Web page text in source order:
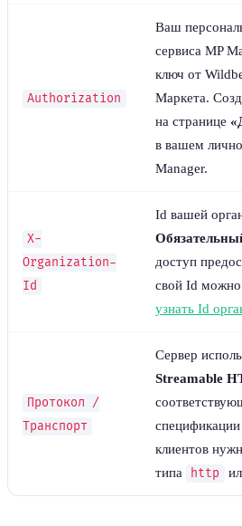
Authorization
Ваш
сервиса MP
ключ от
Маркета.
на странице
в вашем
Manager.
X-
Organization-
Id
Id вашей
доступ
свой Id
узнать Id
Протокол /
Транспорт
Сервер
Streamable
клиентов
типа
http